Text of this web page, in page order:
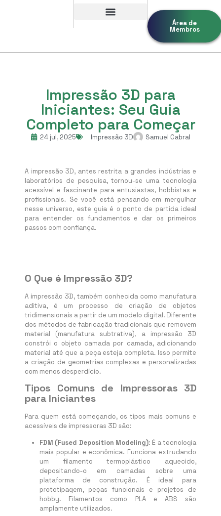
Área de
Membros
Impressão 3D para
Iniciantes: Seu Guia
Completo para Começar
24 jul, 2025 Impressão 3D Samuel Cabral
A impressão 3D, antes restrita a grandes indústrias e
laboratórios de pesquisa, tornou-se uma tecnologia
acessível e fascinante para entusiastas, hobbistas e
profissionais. Se você está pensando em mergulhar
nesse universo, este guia é o ponto de partida ideal
para entender os fundamentos e dar os primeiros
passos com confiança.
O Que é Impressão 3D?
A impressão 3D, também conhecida como manufatura
aditiva, é um processo de criação de objetos
tridimensionais a partir de um modelo digital. Diferente
dos métodos de fabricação tradicionais que removem
material (manufatura subtrativa), a impressão 3D
constrói o objeto camada por camada, adicionando
material até que a peça esteja completa. Isso permite
a criação de geometrias complexas e personalizadas
com menos desperdício.
Tipos Comuns de Impressoras 3D
para Iniciantes
Para quem está começando, os tipos mais comuns e
acessíveis de impressoras 3D são:
FDM (Fused Deposition Modeling): É a tecnologia
mais popular e econômica. Funciona extrudando
um filamento termoplástico aquecido,
depositando-o em camadas sobre uma
plataforma de construção. É ideal para
prototipagem, peças funcionais e projetos de
hobby. Filamentos como PLA e ABS são
amplamente utilizados.